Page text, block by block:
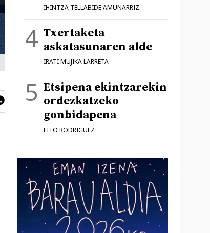
IHINTZA TELLABIDE AMUNARRIZ
Txertaketa
askatasunaren alde
IRATI MUJIKA LARRETA
Etsipena ekintzarekin
ordezkatzeko
gonbidapena
FITO RODRIGUEZ